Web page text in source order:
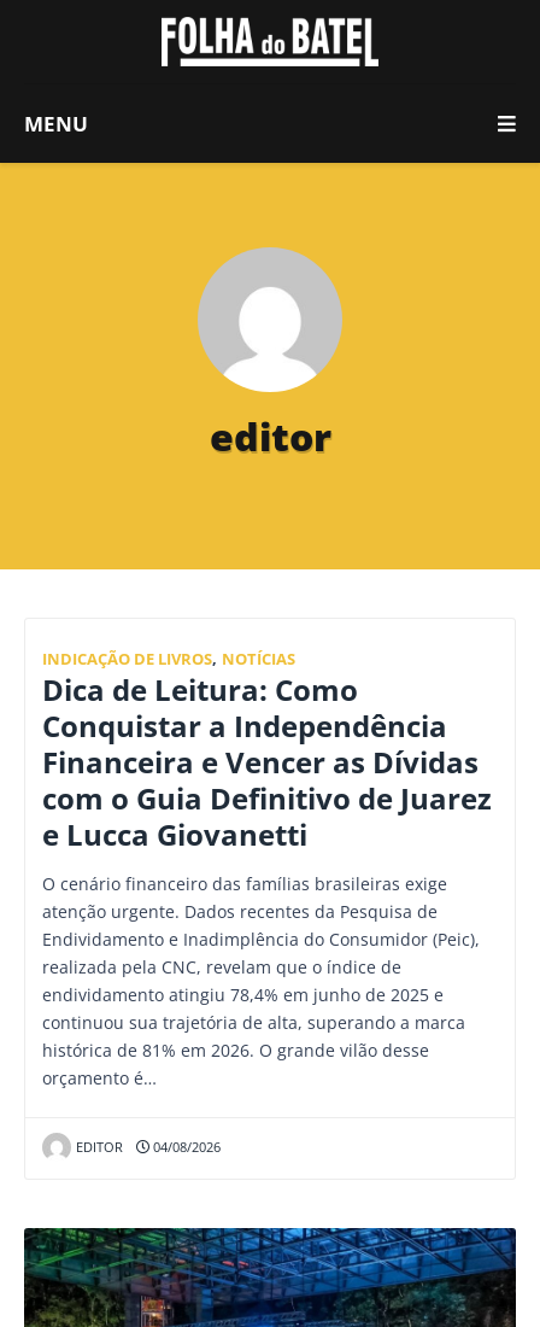
MENU
editor
INDICAÇÃO DE LIVROS, NOTÍCIAS
Dica de Leitura: Como
Conquistar a Independência
Financeira e Vencer as Dívidas
com o Guia Definitivo de Juarez
e Lucca Giovanetti
O cenário financeiro das famílias brasileiras exige
atenção urgente. Dados recentes da Pesquisa de
Endividamento e Inadimplência do Consumidor (Peic),
realizada pela CNC, revelam que o índice de
endividamento atingiu 78,4% em junho de 2025 e
continuou sua trajetória de alta, superando a marca
histórica de 81% em 2026. O grande vilão desse
orçamento é…
EDITOR 04/08/2026